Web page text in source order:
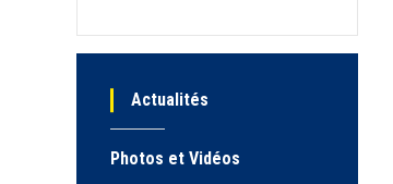
Actualités
Photos et Vidéos